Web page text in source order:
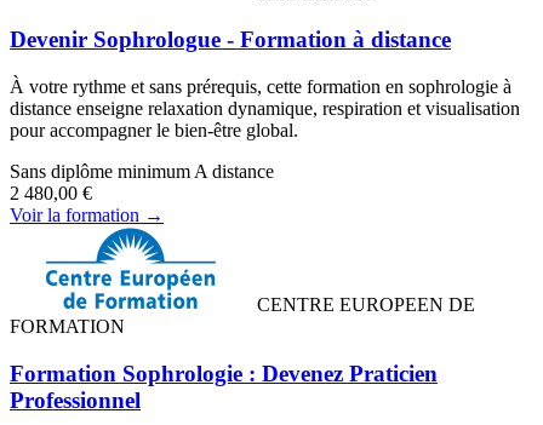
Devenir Sophrologue - Formation à distance
À votre rythme et sans prérequis, cette formation en sophrologie à
distance enseigne relaxation dynamique, respiration et visualisation
pour accompagner le bien-être global.
Sans diplôme minimum A distance
2 480,00 €
Voir la formation →
CENTRE EUROPEEN DE
FORMATION
Formation Sophrologie : Devenez Praticien
Professionnel